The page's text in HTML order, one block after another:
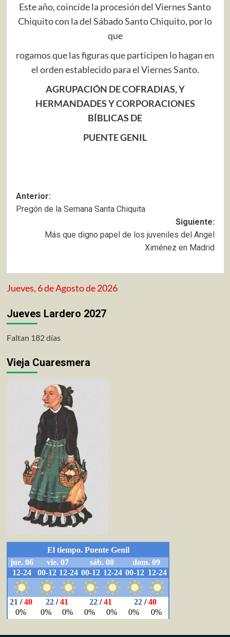
Este año, coincide la procesión del Viernes Santo
Chiquito con la del Sábado Santo Chiquito, por lo
que
rogamos que las figuras que participen lo hagan en
el orden establecido para el Viernes Santo.
AGRUPACIÓN DE COFRADIAS, Y
HERMANDADES Y CORPORACIONES
BÍBLICAS DE
PUENTE GENIL
Navegación
de
entradas
Anterior:
Pregón de la Semana Santa Chiquita
Siguiente:
Más que digno papel de los juveniles del Angel
Ximénez en Madrid
Jueves, 6 de Agosto de 2026
Jueves Lardero 2027
Faltan 182 días
Vieja Cuaresmera